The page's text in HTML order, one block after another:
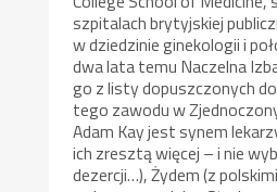
szpitalach brytyjskiej
w dziedzinie ginekologii i
dwa lata temu Naczelna
go z listy dopuszczonych
tego zawodu w
Adam Kay jest synem
ich zresztą więcej – i nie
dezercji…), Żydem (z